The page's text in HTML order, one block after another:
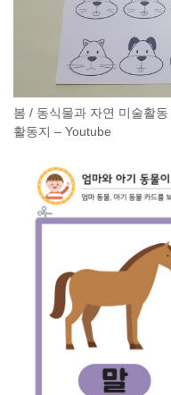
봄 / 동식물과 자연 미술활
활동지 – Youtube